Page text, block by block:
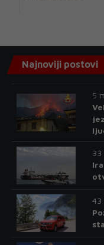
Najnoviji postovi
5
33
43